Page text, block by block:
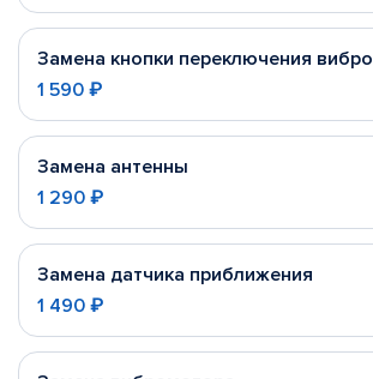
Замена кнопки переключения вибро
1 590 ₽
Замена антенны
1 290 ₽
Замена датчика приближения
1 490 ₽